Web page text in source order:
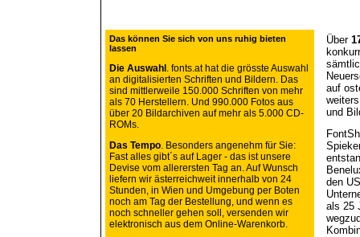
Das können Sie sich von uns ruhig bieten
lassen
Die Auswahl . fonts.at hat die grösste Auswahl
an digitalisierten Schriften und Bildern. Das
sind mittlerweile 150.000 Schriften von mehr
als 70 Herstellern. Und 990.000 Fotos aus
über 20 Bildarchiven auf mehr als 5.000 CD-
ROMs.
Das Tempo. Besonders angenehm für Sie:
Fast alles gibt´s auf Lager - das ist unsere
Devise vom allerersten Tag an. Auf Wunsch
liefern wir ästerreichweit innerhalb von 24
Stunden, in Wien und Umgebung per Boten
noch am Tag der Bestellung, und wenn es
noch schneller gehen soll, versenden wir
elektronisch aus dem Online-Warenkorb.
Über
auf
und
den
als 25